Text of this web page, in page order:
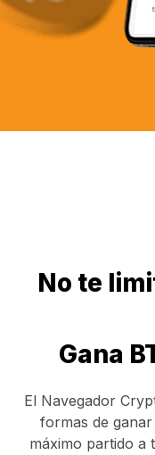
No te
Gana
El Navegador
formas de ganar
máximo partido a